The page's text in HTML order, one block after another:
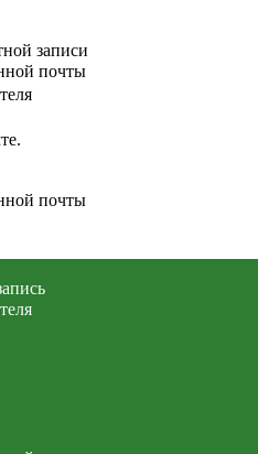
записи
почты
почты